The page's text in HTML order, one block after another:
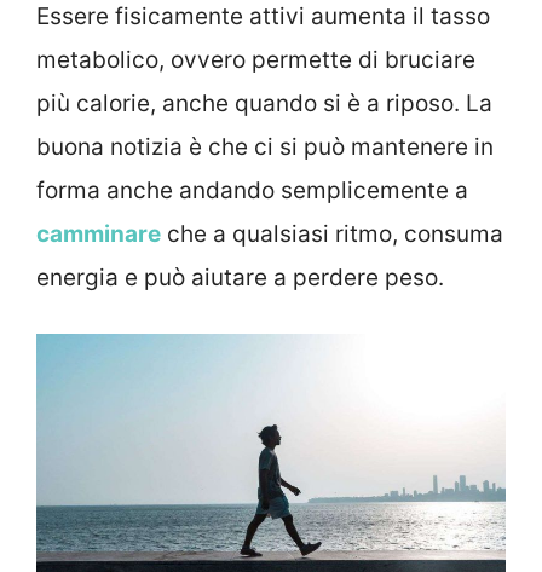
Essere fisicamente attivi aumenta il tasso
metabolico, ovvero permette di bruciare
più calorie, anche quando si è a riposo. La
buona notizia è che ci si può mantenere in
forma anche andando semplicemente a
camminare che a qualsiasi ritmo, consuma
energia e può aiutare a perdere peso.